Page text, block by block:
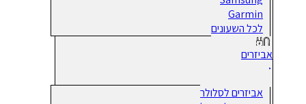
Garmin
לכל השעונים
אביזרים
אביזרים לסלולר